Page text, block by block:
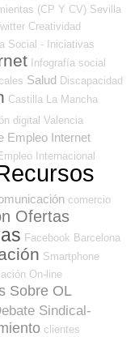
(CP Y CV) Sevilla
Creatividad
Social - Iniciativas
Infografía social
Salud Discapacidad
Castilla La Mancha
digital Valencia
Empleo Internet
Internacional
comercio
Ofertas
Facebook Barcelona
Smartphone
On-line
Sobre OL
Sindical-
clientes